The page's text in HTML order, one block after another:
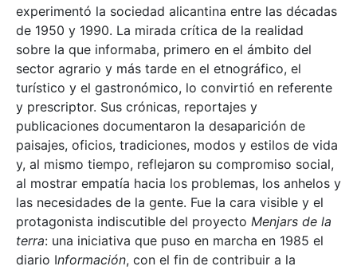
experimentó la sociedad alicantina entre las décadas
de 1950 y 1990. La mirada crítica de la realidad
sobre la que informaba, primero en el ámbito del
sector agrario y más tarde en el etnográfico, el
turístico y el gastronómico, lo convirtió en referente
y prescriptor. Sus crónicas, reportajes y
publicaciones documentaron la desaparición de
paisajes, oficios, tradiciones, modos y estilos de vida
y, al mismo tiempo, reflejaron su compromiso social,
al mostrar empatía hacia los problemas, los anhelos y
las necesidades de la gente. Fue la cara visible y el
protagonista indiscutible del proyecto Menjars de la
terra: una iniciativa que puso en marcha en 1985 el
diario Información, con el fin de contribuir a la